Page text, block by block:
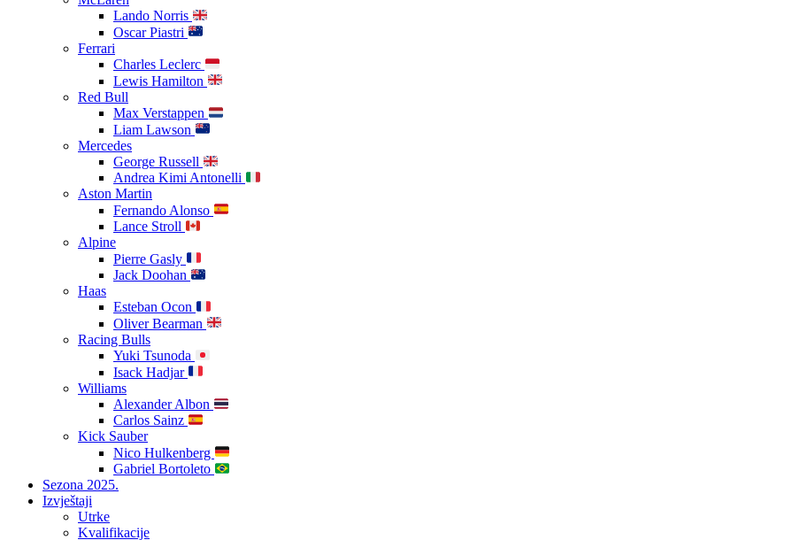
Lando Norris
Oscar Piastri
Ferrari
Charles Leclerc
Lewis Hamilton
Red Bull
Max Verstappen
Liam Lawson
Mercedes
George Russell
Andrea Kimi Antonelli
Aston Martin
Fernando Alonso
Lance Stroll
Alpine
Pierre Gasly
Jack Doohan
Haas
Esteban Ocon
Oliver Bearman
Racing Bulls
Yuki Tsunoda
Isack Hadjar
Williams
Alexander Albon
Carlos Sainz
Kick Sauber
Nico Hulkenberg
Gabriel Bortoleto
Sezona 2025.
Izvještaji
Utrke
Kvalifikacije